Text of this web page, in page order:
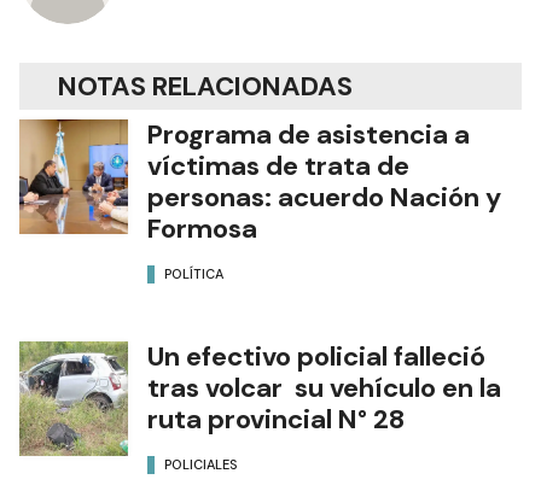
NOTAS RELACIONADAS
Programa de asistencia a
víctimas de trata de
personas: acuerdo Nación y
Formosa
POLÍTICA
Un efectivo policial falleció
tras volcar su vehículo en la
ruta provincial N° 28
POLICIALES